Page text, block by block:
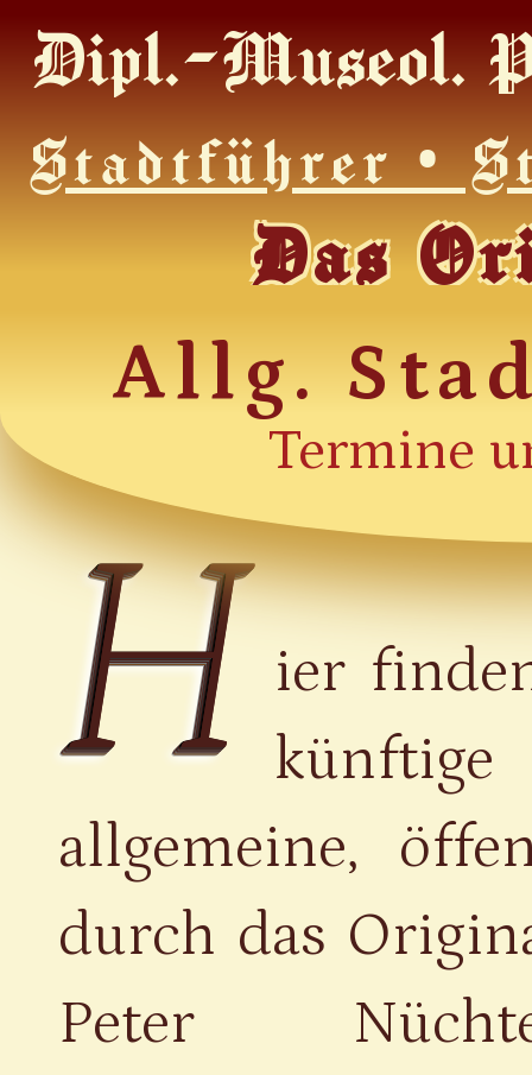
Dipl.-Museol.
Stadtführer •
Das
Allg.
Termine
H ier
allgemeine,
durch das
Peter